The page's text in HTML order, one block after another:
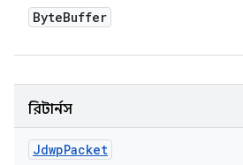
ByteBuffer
রিটার্নস
JdwpPacket